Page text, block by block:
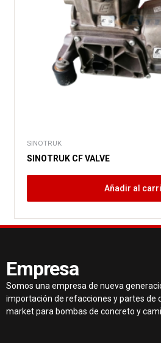
SINOTRUK
SINOTRUK CF VALVE
Añadir al
Empresa
Somos una empresa de nueva
importación de refacciones y partes de
market para bombas de concreto y